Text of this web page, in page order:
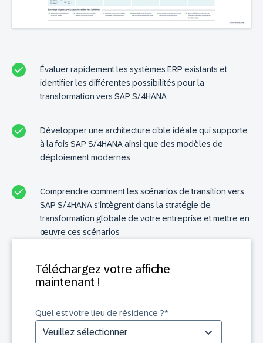
Téléchargez votre affiche
maintenant !
Quel est votre lieu de résidence ?*
Évaluer rapidement les systèmes ERP existants et
identifier les différentes possibilités pour la
transformation vers SAP S/4HANA
Développer une architecture cible idéale qui supporte
à la fois SAP S/4HANA ainsi que des modèles de
déploiement modernes
Comprendre comment les scénarios de transition vers
SAP S/4HANA s'intègrent dans la stratégie de
transformation globale de votre entreprise et mettre en
œuvre ces scénarios